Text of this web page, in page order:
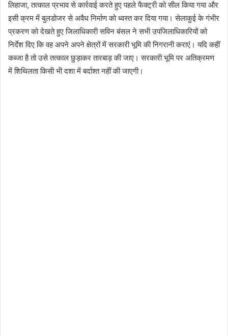
लिहाजा, तत्काल प्रभाव से कार्रवाई करते हुए पहले फैक्ट्री को सील किया गया और
इसी क्रम में बुलडोजर से अवैध निर्माण को ध्वस्त कर दिया गया। सेलाकुई के गंभीर
प्रकरण को देखते हुए जिलाधिकारी सविन बंसल ने सभी उपजिलाधिकारियों को
निर्देश दिए कि वह अपने अपने क्षेत्रों में सरकारी भूमि की निगरानी कराएं। यदि कहीं
कब्जा है तो उसे तत्काल छुड़ाकर तारबाड़ की जाए। सरकारी भूमि पर अतिक्रमण
में शिथिलता किसी भी दशा में बर्दाश्त नहीं की जाएगी।